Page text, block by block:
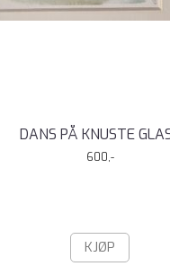
DANS PÅ KNUSTE
600,-
KJØP